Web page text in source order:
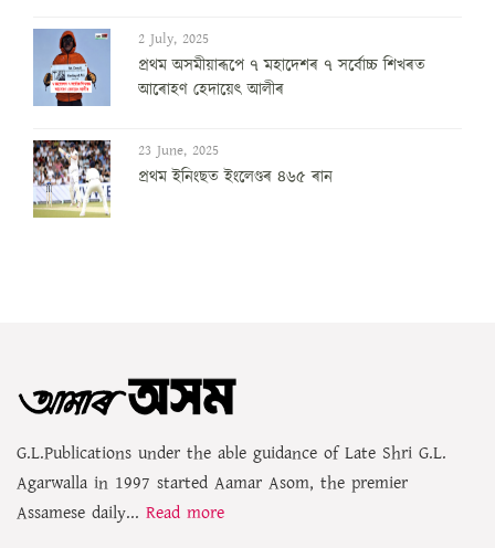
2 July, 2025
প্ৰথম অসমীয়াৰূপে ৭ মহাদেশৰ ৭ সৰ্বোচ্চ শিখৰত
আৰোহণ হেদায়েৎ আলীৰ
23 June, 2025
প্ৰথম ইনিংছত ইংলেণ্ডৰ ৪৬৫ ৰান
G.L.Publications under the able guidance of Late Shri G.L.
Agarwalla in 1997 started Aamar Asom, the premier
Assamese daily... Read more